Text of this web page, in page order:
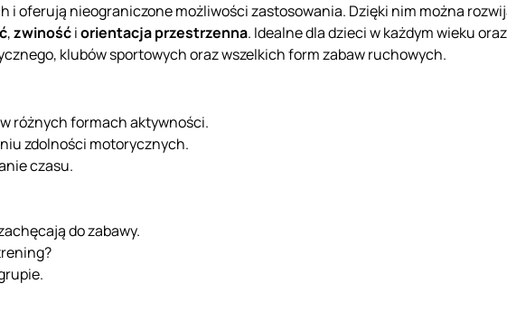
i oferują nieograniczone możliwości zastosowania. Dzięki nim można
,zwinośćiorientacja przestrzenna. Idealne dla dzieci w każdym wieku
klubów sportowych oraz wszelkich form zabaw ruchowych.
różnych formach aktywności.
zdolności motorycznych.
czasu.
do zabawy.